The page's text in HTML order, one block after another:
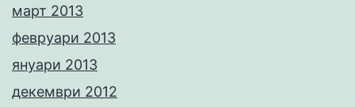
март 2013
февруари 2013
януари 2013
декември 2012